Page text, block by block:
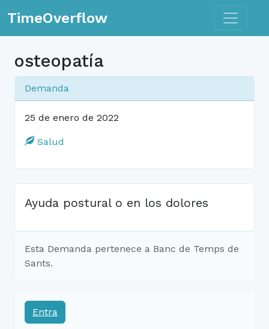
TimeOverflow Toggle
osteopatía
Demanda
25 de enero de 2022
Salud
Ayuda postural o en los dolores
Esta Demanda pertenece a Banc de Temps de
Sants.
Entra